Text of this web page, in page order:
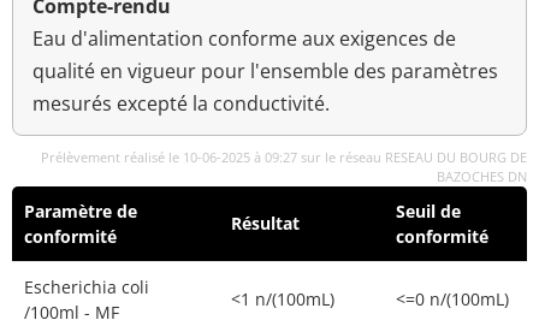
Compte-rendu
Eau d'alimentation conforme aux exigences de
qualité en vigueur pour l'ensemble des paramètres
mesurés excepté la conductivité.
Prélèvement réalisé le 10-06-2025 à 09:27 sur le réseau RESEAU DU BOURG DE
BAZOCHES DN
Paramètre de
conformité
Résultat
Seuil de
conformité
Escherichia coli
/100ml - MF
<1 n/(100mL) <=0 n/(100mL)